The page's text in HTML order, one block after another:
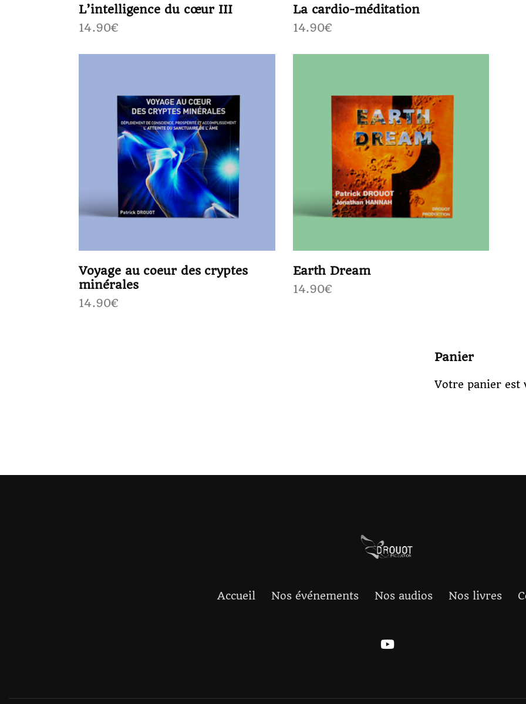
L’intelligence du cœur III
14.90€
La cardio-méditation
14.90€
Voyage au coeur des cryptes
minérales
14.90€
Earth Dream
14.90€
Panier
Votre panier est
Accueil Nos événements Nos audios Nos livres